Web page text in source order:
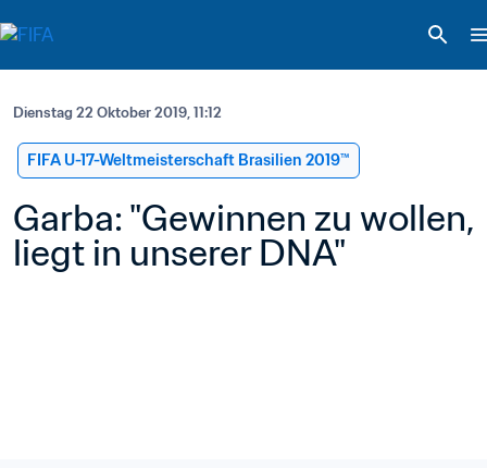
Dienstag 22 Oktober 2019, 11:12
FIFA U-17-Weltmeisterschaft Brasilien 2019™
Garba: "Gewinnen zu wollen,
liegt in unserer DNA"